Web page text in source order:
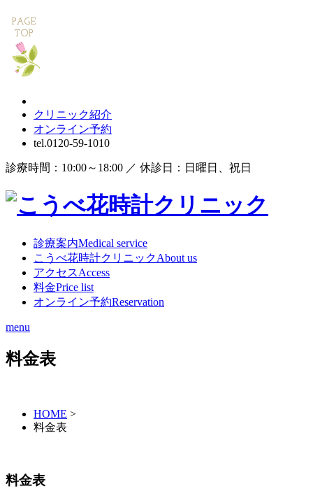
クリニック紹介
オンライン予約
tel.0120-59-1010
診療時間：10:00～18:00 ／ 休診日：日曜日、祝日
診療案内Medical service
こうべ花時計クリニックAbout us
アクセスAccess
料金Price list
オンライン予約Reservation
menu
料金表
HOME >
料金表
料金表